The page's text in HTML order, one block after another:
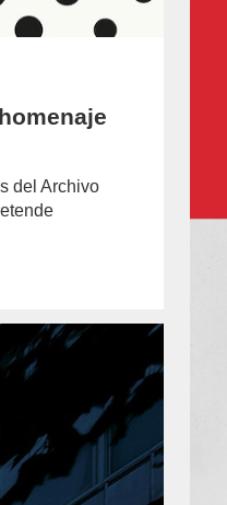
del Archivo